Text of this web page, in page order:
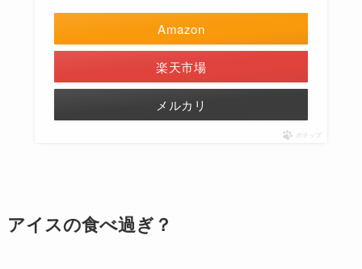
Amazon
楽天市場
メルカリ
ポチップ
アイスの食べ過ぎ？